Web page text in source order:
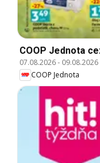
COOP Jednota
07.08.2026- 09.08.2026
COOP Jednota